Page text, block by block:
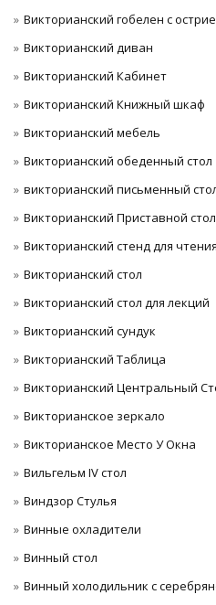
Викторианский гобелен с
Викторианский диван
Викторианский Кабинет
Викторианский Книжный шкаф
Викторианский мебель
Викторианский обеденный стол
викторианский письменный
Викторианский Приставной стол
Викторианский стенд для чтения
Викторианский стол
Викторианский стол для лекций
Викторианский сундук
Викторианский Таблица
Викторианский Центральный
Викторианское зеркало
Викторианское Место У Окна
Вильгельм IV стол
Виндзор Стулья
Винные охладители
Винный стол
Винный холодильник с